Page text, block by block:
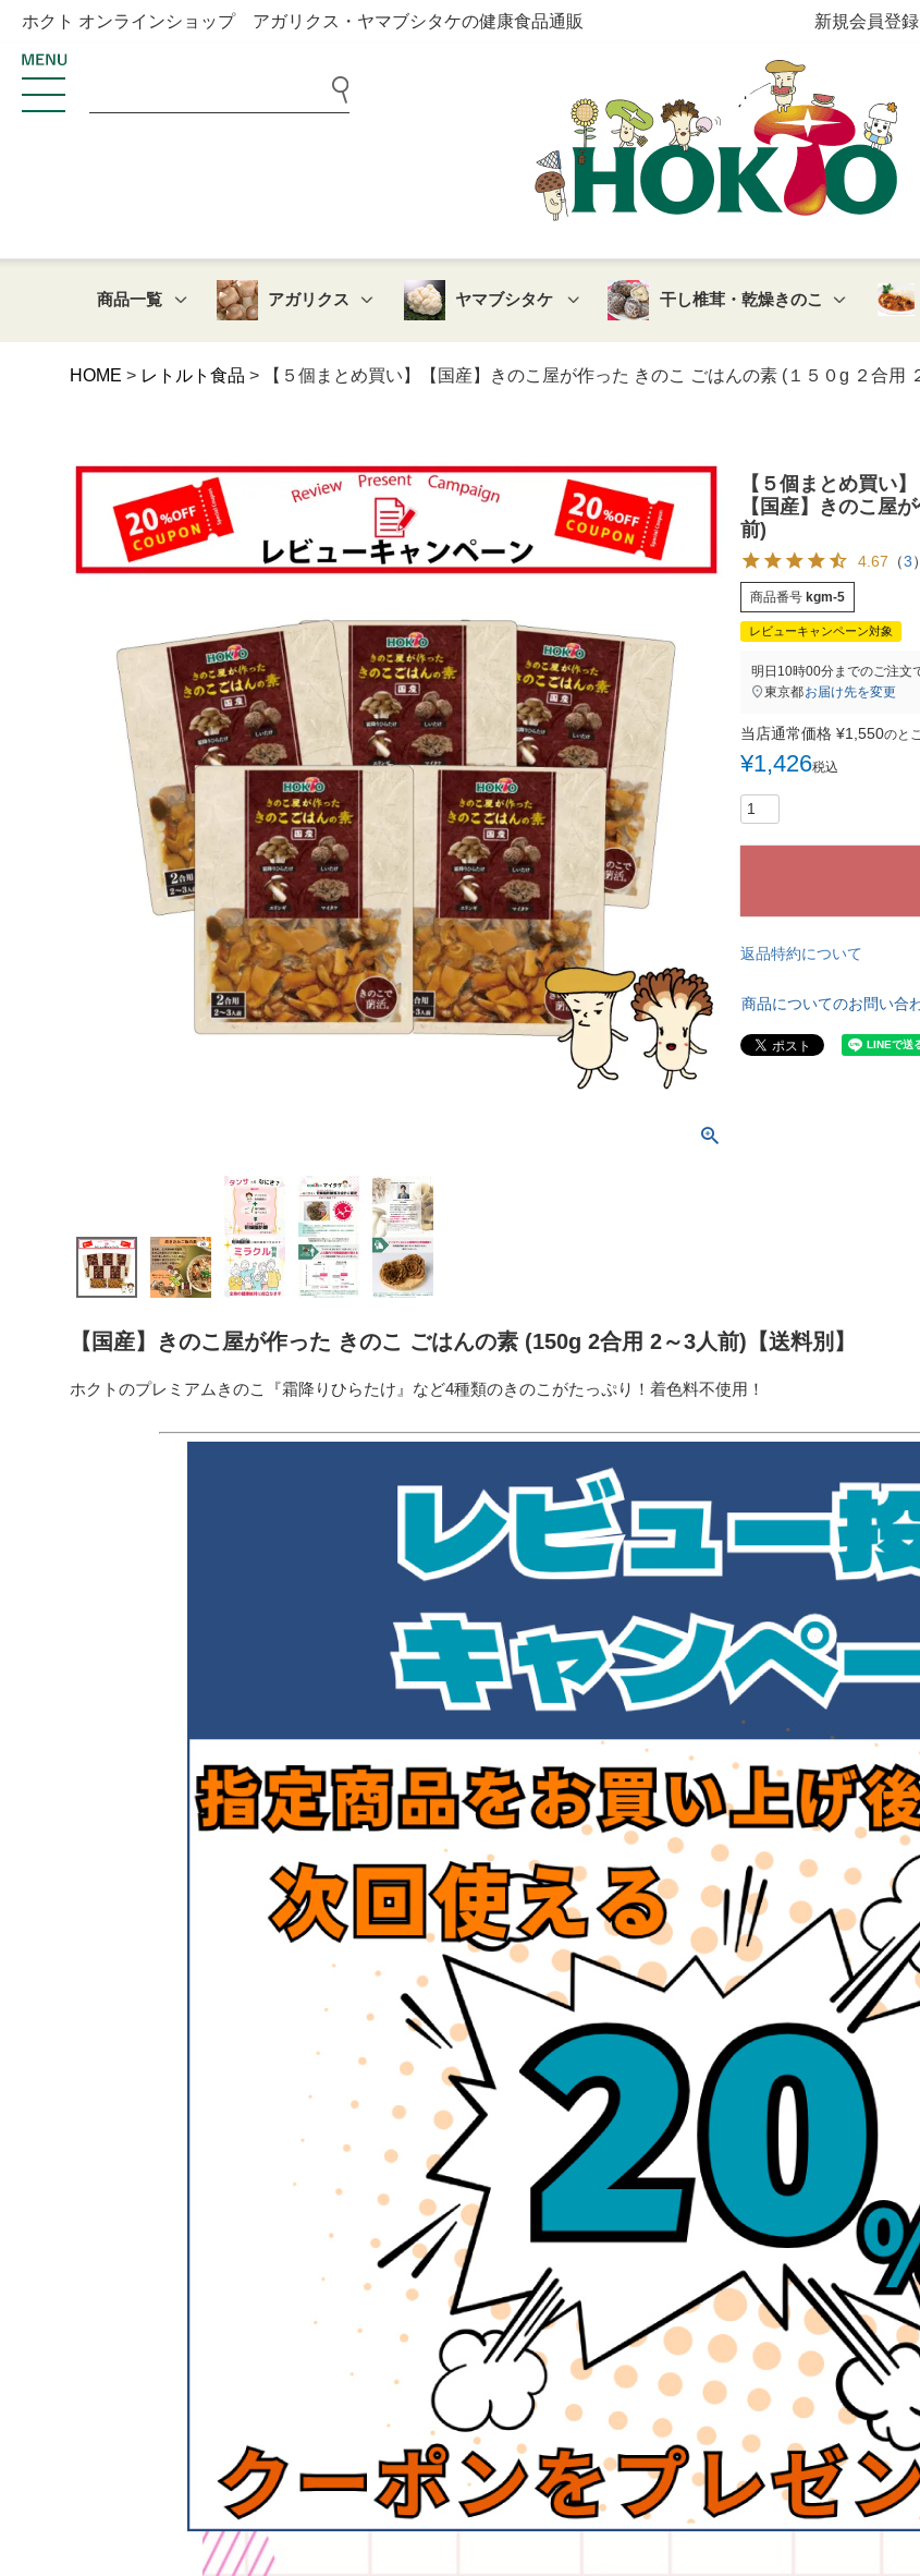
ホクト オンラインショップ アガリクス・ヤマブシタケの健康食品通販 新規会員登録
商品一覧 アガリクス ヤマブシタケ 干し椎茸・乾燥きのこ
HOME レトルト食品 【５個まとめ買い】【国産】きのこ屋が作った きのこ ごはんの素 (１５０g ２合用
【５個まとめ買い】
【国産】きのこ屋
前)
4.67 （3）
商品番号 kgm-5
レビューキャンペーン対象
明日 10時00分までのご注文
東京都お届け先を変更
当店通常価格 ¥1,550のと
¥1,426税込
返品特約について
商品についてのお問い合
【国産】きのこ屋が作った きのこ ごはんの素 (150g 2合用 2～3人前)【送料別】
ホクトのプレミアムきのこ『霜降りひらたけ』など4種類のきのこがたっぷり！着色料不使用！